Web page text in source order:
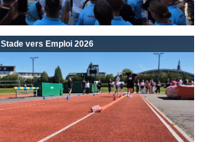
Stade vers Emploi 2026